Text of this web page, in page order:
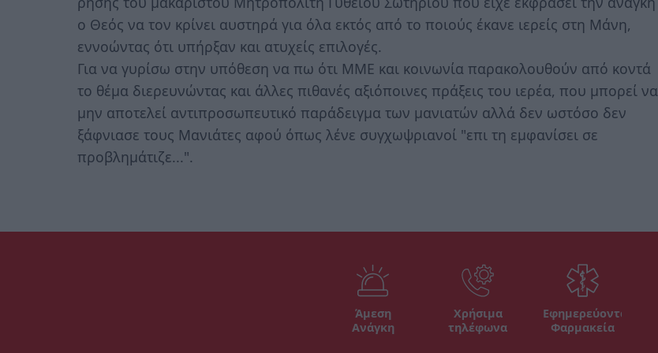
ο Θεός να τον κρίνει αυστηρά για όλα εκτός από το ποιούς έκανε ιερείς στη Μάνη,
εννοώντας ότι υπήρξαν και ατυχείς επιλογές.
Για να γυρίσω στην υπόθεση να πω ότι ΜΜΕ και κοινωνία παρακολουθούν από κοντά
το θέμα διερευνώντας και άλλες πιθανές αξιόποινες πράξεις του ιερέα, που μπορεί να
μην αποτελεί αντιπροσωπευτικό παράδειγμα των μανιατών αλλά δεν ωστόσο δεν
ξάφνιασε τους Μανιάτες αφού όπως λένε συγχωψριανοί "επι τη εμφανίσει σε
προβλημάτιζε...".
Άμεση
Ανάγκη
Χρήσιμα
τηλέφωνα
Εφημερεύοντα
Φαρμακεία